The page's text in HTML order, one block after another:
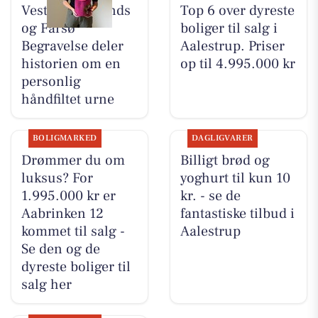
Vesthimmerlands
og Farsø
Begravelse deler
historien om en
personlig
håndfiltet urne
Top 6 over dyreste
boliger til salg i
Aalestrup. Priser
op til 4.995.000 kr
BOLIGMARKED
Drømmer du om
luksus? For
1.995.000 kr er
Aabrinken 12
kommet til salg -
Se den og de
dyreste boliger til
salg her
DAGLIGVARER
Billigt brød og
yoghurt til kun 10
kr. - se de
fantastiske tilbud i
Aalestrup